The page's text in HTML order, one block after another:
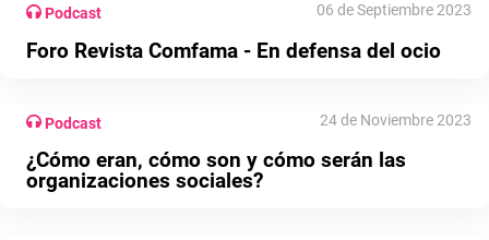
Podcast 06 de Septiembre 2023
Foro Revista Comfama - En defensa del ocio
Podcast 24 de Noviembre 2023
¿Cómo eran, cómo son y cómo serán las
organizaciones sociales?